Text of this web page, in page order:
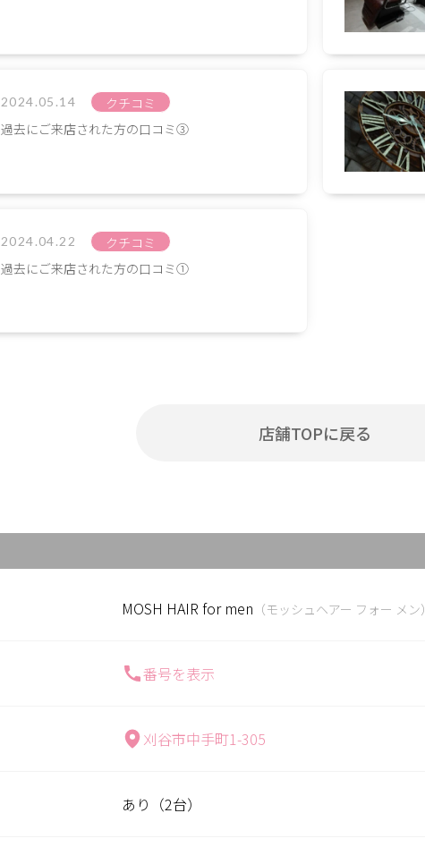
掲載の申込み
2024.05.14
クチコミ
過去にご来店された方の口コミ③
2024.04.22
クチコミ
過去にご来店された方の口コミ①
店舗TOPに戻る
MOSH HAIR for men （モッシュヘアー フォー メン）
番号を表示
刈谷市中手町1-305
あり（2台）